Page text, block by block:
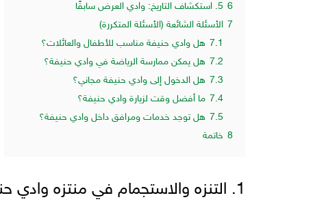
6 5. استكشاف التاريخ: وادي العرض سابقًا
7 الأسئلة الشائعة (الأسئلة المتكررة)
7.1 هل وادي حنيفة مناسب للأطفال والعائلات؟
7.2 هل يمكن ممارسة الرياضة في وادي حنيفة؟
7.3 هل الدخول إلى وادي حنيفة مجاني؟
7.4 ما أفضل وقت لزيارة وادي حنيفة؟
7.5 هل توجد خدمات ومرافق داخل وادي حنيفة؟
8 خاتمة
1. التنزه والاستجمام في منتزه وادي حنيفة